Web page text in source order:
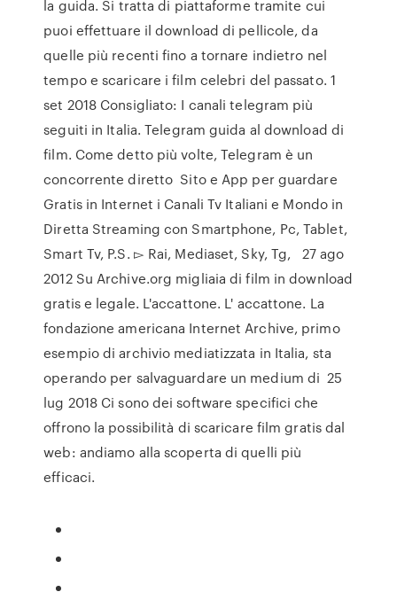
la guida. Si tratta di piattaforme tramite cui
puoi effettuare il download di pellicole, da
quelle più recenti fino a tornare indietro nel
tempo e scaricare i film celebri del passato. 1
set 2018 Consigliato: I canali telegram più
seguiti in Italia. Telegram guida al download di
film. Come detto più volte, Telegram è un
concorrente diretto Sito e App per guardare
Gratis in Internet i Canali Tv Italiani e Mondo in
Diretta Streaming con Smartphone, Pc, Tablet,
Smart Tv, P.S. ▻ Rai, Mediaset, Sky, Tg, 27 ago
2012 Su Archive.org migliaia di film in download
gratis e legale. L'accattone. L' accattone. La
fondazione americana Internet Archive, primo
esempio di archivio mediatizzata in Italia, sta
operando per salvaguardare un medium di 25
lug 2018 Ci sono dei software specifici che
offrono la possibilità di scaricare film gratis dal
web: andiamo alla scoperta di quelli più
efficaci.